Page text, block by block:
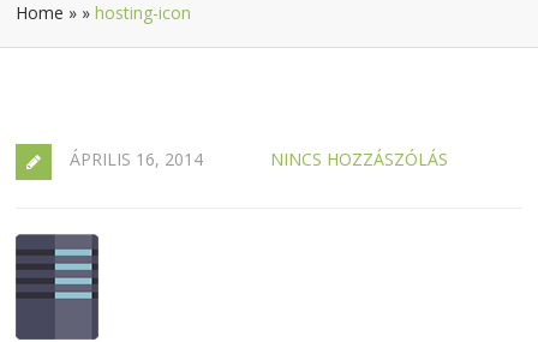
Home » »hosting-icon
ÁPRILIS 16, 2014 NINCS HOZZÁSZÓLÁS